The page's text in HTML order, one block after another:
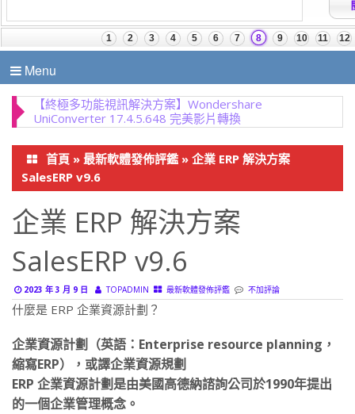
Menu
紅巨星宇宙特效轉場 Red Giant Universe 2026.0.1 視
訊轉場和特效外掛程式
首頁 » 最新軟體發佈評鑑 » 企業 ERP 解決方案
SalesERP v9.6
企業 ERP 解決方案
SalesERP v9.6
2023 年 3 月 9 日 TOPADMIN 最新軟體發佈評鑑 不加評論
什麼是 ERP 企業資源計劃？
企業資源計劃（英語：Enterprise resource planning，
縮寫ERP），或譯企業資源規劃
ERP 企業資源計劃是由美國高德納諮詢公司於1990年提出
的一個企業管理概念。